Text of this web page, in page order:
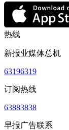
热线
新报业媒体总机
63196319
订阅热线
63883838
早报广告联系